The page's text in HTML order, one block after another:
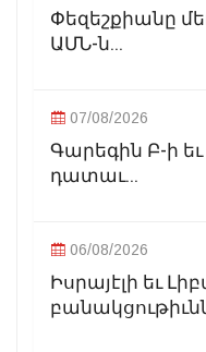
Փեզեշքիանը
ԱՄՆ-ն...
07/08/2026
Գարեգին Բ-ի
դատաւ...
06/08/2026
Իսրայէլի եւ